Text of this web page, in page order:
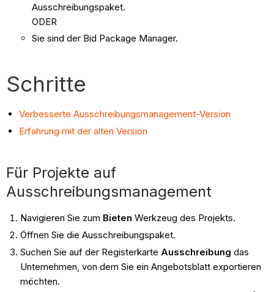
Ausschreibungspaket.
ODER
Sie sind der Bid Package Manager.
Schritte
Verbesserte Ausschreibungsmanagement-Version
Erfahrung mit der alten Version
Für Projekte auf
Ausschreibungsmanagement
Navigieren Sie zum Bieten Werkzeug des Projekts.
Öffnen Sie die Ausschreibungspaket.
Suchen Sie auf der Registerkarte Ausschreibung das
Unternehmen, von dem Sie ein Angebotsblatt exportieren
möchten.